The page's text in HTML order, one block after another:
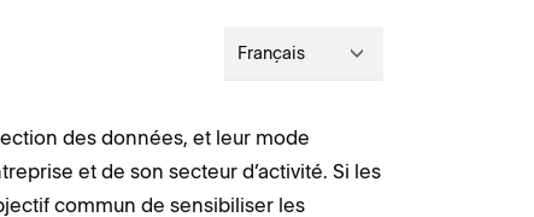
Français
des données, et leur mode
et de son secteur d’activité. Si les
commun de sensibiliser les